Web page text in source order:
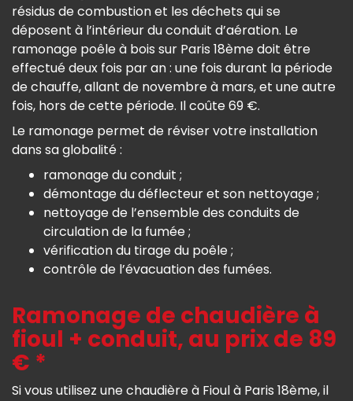
résidus de combustion et les déchets qui se
déposent à l’intérieur du conduit d’aération. Le
ramonage poêle à bois sur Paris 18ème doit être
effectué deux fois par an : une fois durant la période
de chauffe, allant de novembre à mars, et une autre
fois, hors de cette période. Il coûte 69 €.
Le ramonage permet de réviser votre installation
dans sa globalité :
ramonage du conduit ;
démontage du déflecteur et son nettoyage ;
nettoyage de l’ensemble des conduits de
circulation de la fumée ;
vérification du tirage du poêle ;
contrôle de l’évacuation des fumées.
Ramonage de chaudière à
fioul + conduit, au prix de 89
€ *
Si vous utilisez une chaudière à Fioul à Paris 18ème, il